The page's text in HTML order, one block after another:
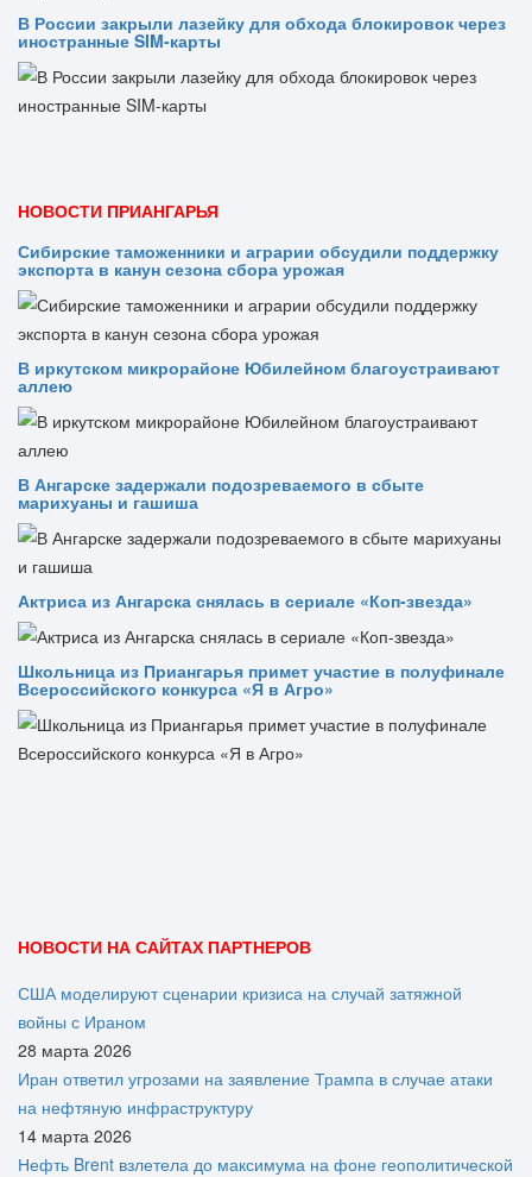
В России закрыли лазейку для обхода блокировок через
иностранные SIM-карты
НОВОСТИ ПРИАНГАРЬЯ
Сибирские таможенники и аграрии обсудили поддержку
экспорта в канун сезона сбора урожая
В иркутском микрорайоне Юбилейном благоустраивают
аллею
В Ангарске задержали подозреваемого в сбыте
марихуаны и гашиша
Актриса из Ангарска снялась в сериале «Коп-звезда»
Школьница из Приангарья примет участие в полуфинале
Всероссийского конкурса «Я в Агро»
НОВОСТИ НА САЙТАХ ПАРТНЕРОВ
США моделируют сценарии кризиса на случай затяжной
войны с Ираном
28 марта 2026
Иран ответил угрозами на заявление Трампа в случае атаки
на нефтяную инфраструктуру
14 марта 2026
Нефть Brent взлетела до максимума на фоне геополитической